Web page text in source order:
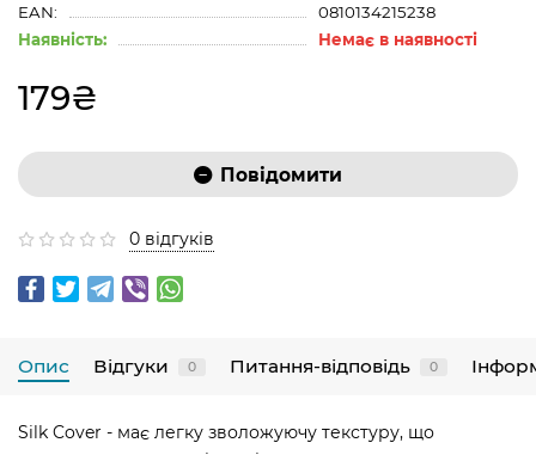
EAN:
0810134215238
Наявність:
Немає в наявності
179₴
Повідомити
0 відгуків
Опис Відгуки 0 Питання-відповідь 0
Silk Cover - має легку зволожуючу текстуру, що